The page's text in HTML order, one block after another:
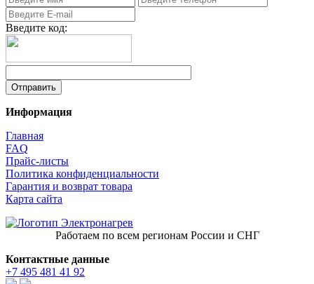
Введите код:
Информация
Главная
FAQ
Прайс-листы
Политика конфиденциальности
Гарантия и возврат товара
Карта сайта
Работаем по всем регионам России и СНГ
Контактные данные
+7 495 481 41 92